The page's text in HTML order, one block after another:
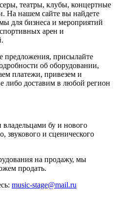
театры, клубы, концертные
На нашем сайте вы найдете
для бизнеса и мероприятий
арен и
предложения, присылайте
об оборудовании,
платежи, привезем и
либо доставим в любой регион
бу и нового
звукового и сценического
на продажу, мы
продать.
music-stage@mail.ru